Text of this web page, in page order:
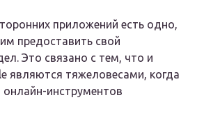
приложений есть одно,
предоставить свой
Это связано с тем, что и
являются тяжеловесами, когда
инструментов